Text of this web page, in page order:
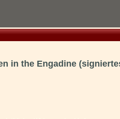
in the Engadine